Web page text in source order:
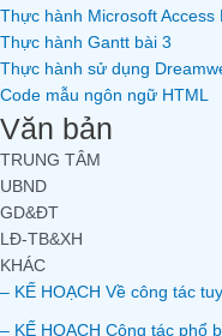
Thực hành Microsoft Access
Thực hành Gantt bài 3
Thực hành sử dụng
Code mẫu ngôn ngữ HTML
Văn bản
TRUNG TÂM
UBND
GD&ĐT
LĐ-TB&XH
KHÁC
– KẾ HOẠCH Về công tác
– KẾ HOẠCH Công tác phổ